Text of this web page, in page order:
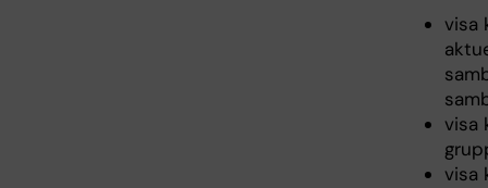
visa
visa
visa